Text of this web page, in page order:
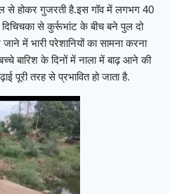
पुल से होकर गुजरती है.इस गॉव में लगभग 40
दिचिचका से कुर्रूभांट के बीच बने पुल दो
में भारी परेशानियों का सामना करना
बारिश के दिनों में नाला में बाढ़ आने की
तरह से प्रभावित हो जाता है.